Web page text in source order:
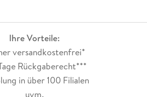
Ihre Vorteile:
versandkostenfrei*
Rückgaberecht***
in über 100 Filialen
uvm.